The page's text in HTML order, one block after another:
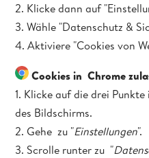
2. Klicke dann auf
3. Wähle "Datenschutz &
4. Aktiviere "Cookies von
Cookies in Chrome
1. Klicke auf die drei
des Bildschirms.
2. Gehe zu "Einstellungen".
3. Scrolle runter zu "